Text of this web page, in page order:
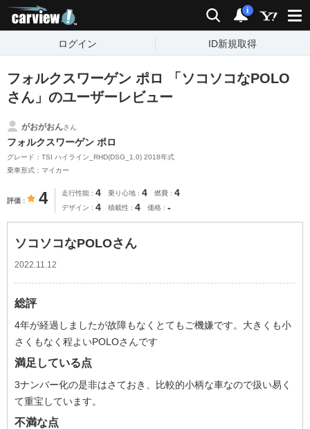
検索 通知
i
ログイン ID新規取得
フォルクスワーゲン ポロ 「ソコソコなPOLO
さん」のユーザーレビュー
がおがおんさん
フォルクスワーゲン ポロ
グレード：TSI ハイライン_RHD(DSG_1.0) 2018年式
乗車形式：マイカー
評価 4 走行性能 4 乗り心地 4 燃費 4
デザイン 4 積載性 4 価格 -
ソコソコなPOLOさん
2022.11.12
総評
4年が経過しましたが故障もなくとてもご機嫌です。大きくも小
さくもなく程よいPOLOさんです
満足している点
3ナンバー化の是非はさておき、比較的小柄な車なので扱い易く
て重宝しています。
不満な点